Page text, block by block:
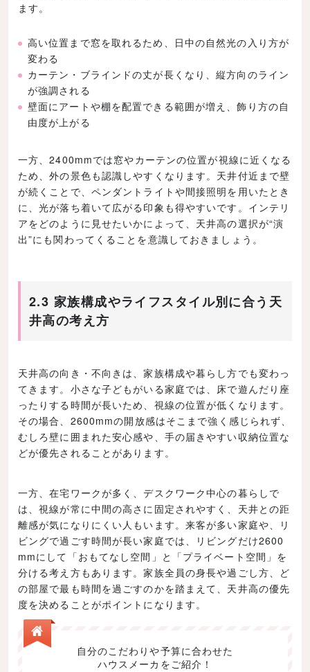
ます。
高い位置まで窓を取れるため、日中の自然光の入り方が
変わる
カーテン・ブラインドの丈が長くなり、縦方向のライン
が強調される
壁面にアートや棚を配置できる範囲が増え、飾り方の自
由度が上がる
一方、2400mmでは窓やカーテンの位置が視線に近くなる
ため、外の景色も認識しやすくなります。天井付近まで壁
が続くことで、ペンダントライトや間接照明を用いたとき
に、光が落ち着いて広がる印象も得やすいです。インテリ
アをどのように見せたいかによって、天井高の選択が“演
出”にも関わってくることを意識しておきましょう。
2.3 家族構成やライフスタイル別に合う天
井高の考え方
天井高の向き・不向きは、家族構成や暮らし方でも変わっ
てきます。小さな子どもがいる家庭では、床で遊んだり座
ったりする時間が長いため、視線の位置が低くなります。
その場合、2600mmの開放感はそこまで強く感じられず、
むしろ壁に囲まれた安心感や、手の届きやすい収納位置な
どが優先されることがあります。
一方、在宅ワークが多く、デスクワーク中心の暮らしで
は、視線が常に中間の高さに固定されやすく、天井との距
離感が気になりにくい人もいます。来客が多い家庭や、リ
ビングで過ごす時間が長い家庭では、リビングだけ2600
mmにして「おもてなし空間」と「プライベート空間」を
分ける考え方もあります。家族全員の身長や過ごし方、ど
の部屋で最も時間を過ごすのかを踏まえて、天井高の優先
度を決めることがポイントになります。
自分のこだわりや予算に合わせた
ハウスメーカをご紹介！